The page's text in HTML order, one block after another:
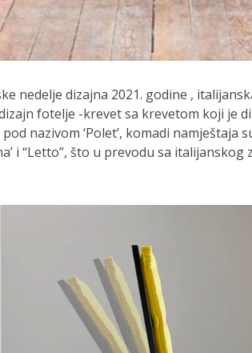
nedelje dizajna 2021. godine ,
fotelje -krevet sa krevetom koji je
nazivom ‘Polet’, komadi namještaja
i “Letto”, što u prevodu sa italijanskog